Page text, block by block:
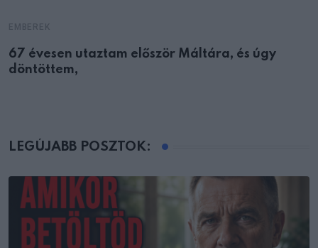
67 évesen utaztam először Máltára, és úgy
döntöttem,
LEGÚJABB POSZTOK: